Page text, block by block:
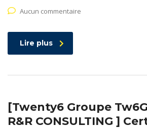
Aucun commentaire
Lire plus
[Twenty6 Groupe
R&R CONSULTING ]